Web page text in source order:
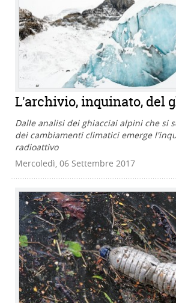
L'archivio, inquinato, del
Dalle analisi dei ghiacciai alpini che si
dei cambiamenti climatici emerge
radioattivo
Mercoledì, 06 Settembre 2017